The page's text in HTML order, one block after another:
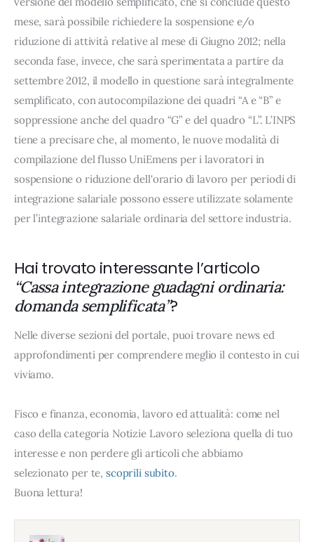
mese, sarà possibile richiedere la sospensione e/o
riduzione di attività relative al mese di Giugno 2012; nella
seconda fase, invece, che sarà sperimentata a partire da
settembre 2012, il modello in questione sarà integralmente
semplificato, con autocompilazione dei quadri “A e “B” e
soppressione anche del quadro “G” e del quadro “L”. L’INPS
tiene a precisare che, al momento, le nuove modalità di
compilazione del flusso UniEmens per i lavoratori in
sospensione o riduzione dell'orario di lavoro per periodi di
integrazione salariale possono essere utilizzate solamente
per l’integrazione salariale ordinaria del settore industria.
Hai trovato interessante l’articolo
“Cassa integrazione guadagni ordinaria:
domanda semplificata”?
Nelle diverse sezioni del portale, puoi trovare news ed
approfondimenti per comprendere meglio il contesto in cui
viviamo.
Fisco e finanza, economia, lavoro ed attualità: come nel
caso della categoria Notizie Lavoro seleziona quella di tuo
interesse e non perdere gli articoli che abbiamo
selezionato per te, scoprili subito.
Buona lettura!